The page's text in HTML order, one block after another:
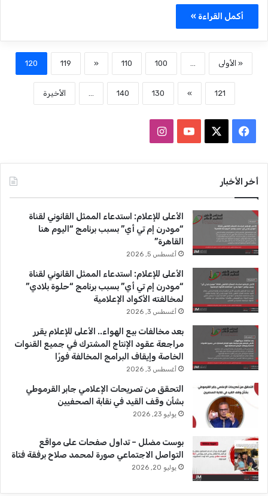
أكمل القراءة »
« الأولى 100
110
«
119
120
121
»
130
140 الأخيرة
س
ب
و
ك
u
T
u
b
e
ت
ق
ا
م
أخر الأخبار
الأعلى للإعلام: استدعاء الممثل القانوني لقناة
“مودرن إم تي أي” بسبب برنامج “اليوم هنا
القاهرة”
أغسطس 5, 2026
الأعلى للإعلام: استدعاء الممثل القانوني لقناة
“مودرن إم تي أي” بسبب برنامج “حلوة بلادي”
لمخالفته الأكواد الإعلامية
أغسطس 3, 2026
بعد مخالفات بيع الهواء.. الأعلى للإعلام يقرر
مراجعة عقود الإنتاج المشترك في جميع القنوات
الخاصة وإيقاف البرامج المخالفة فورًا
أغسطس 3, 2026
التحقق من تصريحات الإعلامي جابر القرموطي
بشأن وقف القيد في نقابة الصحفيين
يوليو 23, 2026
بوست مضلل – تداول صفحات على مواقع
التواصل الاجتماعي صورة لمحمد صلاح برفقة فتاة
يوليو 20, 2026